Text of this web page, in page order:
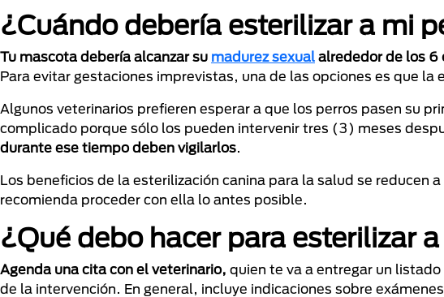
¿Cuándo debería esterilizar a mi
Tu mascota debería alcanzar su madurez sexual alrededor de los 6
Para evitar gestaciones imprevistas, una de las opciones es que la
Algunos veterinarios prefieren esperar a que los perros pasen su
complicado porque sólo los pueden intervenir tres (3) meses
durante ese tiempo deben vigilarlos.
Los beneficios de la esterilización canina para la salud se reducen
recomienda proceder con ella lo antes posible.
¿Qué debo hacer para esterilizar
Agenda una cita con el veterinario, quien te va a entregar un
de la intervención. En general, incluye indicaciones sobre